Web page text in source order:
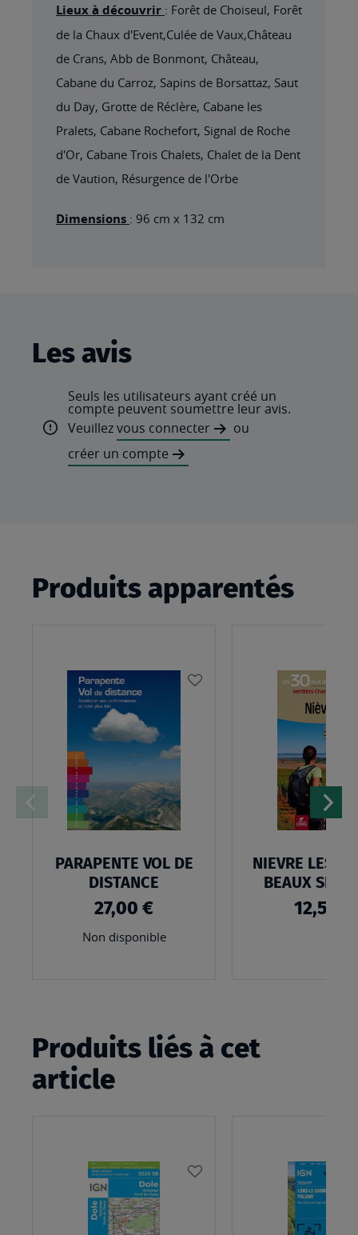
Lieux à découvrir : Forêt de Choiseul, Forêt
de la Chaux d'Event,Culée de Vaux,Château
de Crans, Abb de Bonmont, Château,
Cabane du Carroz, Sapins de Borsattaz, Saut
du Day, Grotte de Réclère, Cabane les
Pralets, Cabane Rochefort, Signal de Roche
d'Or, Cabane Trois Chalets, Chalet de la Dent
de Vaution, Résurgence de l'Orbe
Dimensions : 96 cm x 132 cm
Les avis
Seuls les utilisateurs ayant créé un
compte peuvent soumettre leur avis.
Veuillezvous connecter
ou
créer un compte
Produits apparentés
PARAPENTE VOL DE
DISTANCE
27,00 €
Non disponible
NIEVRE LES
BEAUX
12,50 €
Produits liés à cet
article